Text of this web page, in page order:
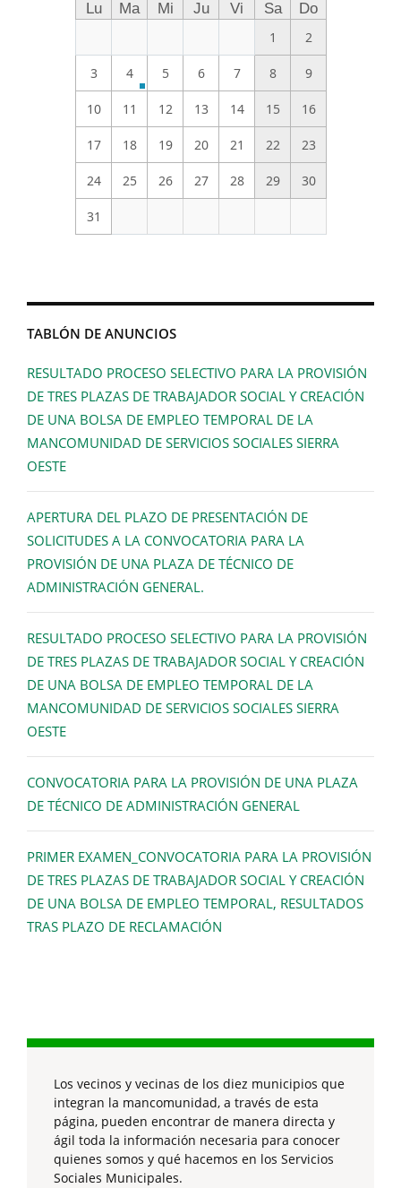
Lu Ma Mi Ju Vi Sa
Do
1
2
3 4 5 6 7 8 9
10 11 12 13 14 15 16
17 18 19 20 21 22 23
24 25 26 27 28 29 30
31
TABLÓN DE ANUNCIOS
RESULTADO PROCESO SELECTIVO PARA LA PROVISIÓN
DE TRES PLAZAS DE TRABAJADOR SOCIAL Y CREACIÓN
DE UNA BOLSA DE EMPLEO TEMPORAL DE LA
MANCOMUNIDAD DE SERVICIOS SOCIALES SIERRA
OESTE
APERTURA DEL PLAZO DE PRESENTACIÓN DE
SOLICITUDES A LA CONVOCATORIA PARA LA
PROVISIÓN DE UNA PLAZA DE TÉCNICO DE
ADMINISTRACIÓN GENERAL.
RESULTADO PROCESO SELECTIVO PARA LA PROVISIÓN
DE TRES PLAZAS DE TRABAJADOR SOCIAL Y CREACIÓN
DE UNA BOLSA DE EMPLEO TEMPORAL DE LA
MANCOMUNIDAD DE SERVICIOS SOCIALES SIERRA
OESTE
CONVOCATORIA PARA LA PROVISIÓN DE UNA PLAZA
DE TÉCNICO DE ADMINISTRACIÓN GENERAL
PRIMER EXAMEN_CONVOCATORIA PARA LA PROVISIÓN
DE TRES PLAZAS DE TRABAJADOR SOCIAL Y CREACIÓN
DE UNA BOLSA DE EMPLEO TEMPORAL, RESULTADOS
TRAS PLAZO DE RECLAMACIÓN
Los vecinos y vecinas de los diez municipios que
integran la mancomunidad, a través de esta
página, pueden encontrar de manera directa y
ágil toda la información necesaria para conocer
quienes somos y qué hacemos en los Servicios
Sociales Municipales.